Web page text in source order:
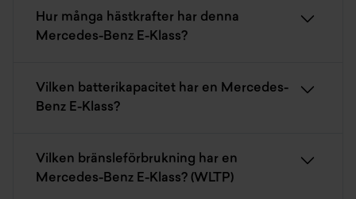
Hur många hästkrafter har denna
Mercedes-Benz E-Klass?
Vilken batterikapacitet har en Mercedes-
Benz E-Klass?
Vilken bränsleförbrukning har en
Mercedes-Benz E-Klass? (WLTP)